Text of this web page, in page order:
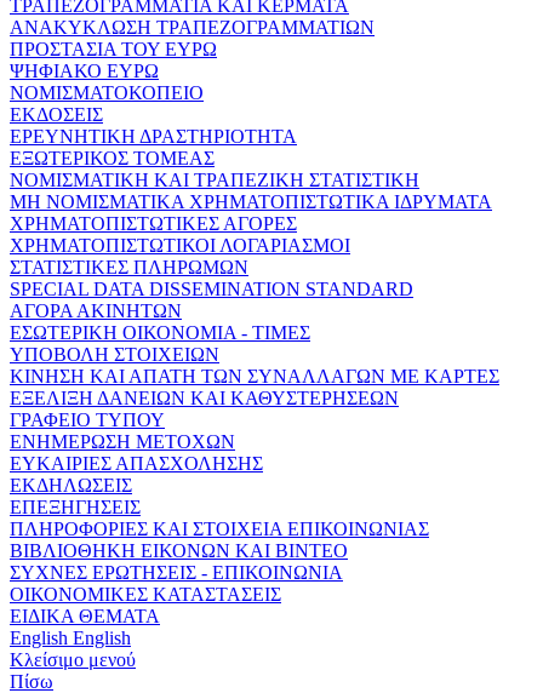
ΤΡΑΠΕΖΟΓΡΑΜΜΑΤΙΑ ΚΑΙ ΚΕΡΜΑΤΑ
ΑΝΑΚΥΚΛΩΣΗ ΤΡΑΠΕΖΟΓΡΑΜΜΑΤΙΩΝ
ΠΡΟΣΤΑΣΙΑ ΤΟΥ ΕΥΡΩ
ΨΗΦΙΑΚΟ ΕΥΡΩ
ΝΟΜΙΣΜΑΤΟΚΟΠΕΙΟ
ΕΚΔΟΣΕΙΣ
ΕΡΕΥΝΗΤΙΚΗ ΔΡΑΣΤΗΡΙΟΤΗΤΑ
ΕΞΩΤΕΡΙΚΟΣ ΤΟΜΕΑΣ
ΝΟΜΙΣΜΑΤΙΚΗ ΚΑΙ ΤΡΑΠΕΖΙΚΗ ΣΤΑΤΙΣΤΙΚΗ
ΜΗ ΝΟΜΙΣΜΑΤΙΚΑ ΧΡΗΜΑΤΟΠΙΣΤΩΤΙΚΑ ΙΔΡΥΜΑΤΑ
ΧΡΗΜΑΤΟΠΙΣΤΩΤΙΚΕΣ ΑΓΟΡΕΣ
ΧΡΗΜΑΤΟΠΙΣΤΩΤΙΚΟΙ ΛΟΓΑΡΙΑΣΜΟΙ
ΣΤΑΤΙΣΤΙΚΕΣ ΠΛΗΡΩΜΩΝ
SPECIAL DATA DISSEMINATION STANDARD
ΑΓΟΡΑ ΑΚΙΝΗΤΩΝ
ΕΣΩΤΕΡΙΚΗ ΟΙΚΟΝΟΜΙΑ - ΤΙΜΕΣ
ΥΠΟΒΟΛΗ ΣΤΟΙΧΕΙΩΝ
ΚΙΝΗΣΗ ΚΑΙ ΑΠΑΤΗ ΤΩΝ ΣΥΝΑΛΛΑΓΩΝ ΜΕ ΚΑΡΤΕΣ
ΕΞΕΛΙΞΗ ΔΑΝΕΙΩΝ ΚΑΙ ΚΑΘΥΣΤΕΡΗΣΕΩΝ
ΓΡΑΦΕΙΟ ΤΥΠΟΥ
ΕΝΗΜΕΡΩΣΗ ΜΕΤΟΧΩΝ
ΕΥΚΑΙΡΙΕΣ ΑΠΑΣΧΟΛΗΣΗΣ
ΕΚΔΗΛΩΣΕΙΣ
ΕΠΕΞΗΓΗΣΕΙΣ
ΠΛΗΡΟΦΟΡΙΕΣ ΚΑΙ ΣΤΟΙΧΕΙΑ ΕΠΙΚΟΙΝΩΝΙΑΣ
ΒΙΒΛΙΟΘΗΚΗ ΕΙΚΟΝΩΝ ΚΑΙ ΒΙΝΤΕΟ
ΣΥΧΝΕΣ ΕΡΩΤΗΣΕΙΣ - ΕΠΙΚΟΙΝΩΝΙΑ
ΟΙΚΟΝΟΜΙΚΕΣ ΚΑΤΑΣΤΑΣΕΙΣ
ΕΙΔΙΚΑ ΘΕΜΑΤΑ
English English
Κλείσιμο μενού
Πίσω